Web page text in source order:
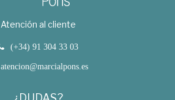
Atención al cliente
(+34) 91 304 33 03
atencion@marcialpons.es